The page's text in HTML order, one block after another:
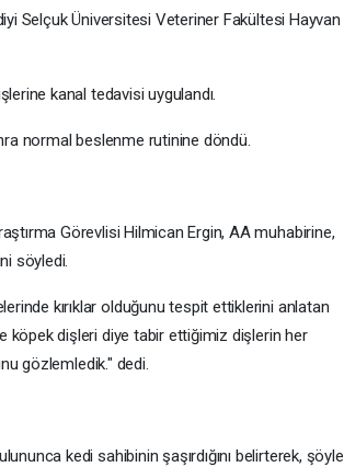
Selçuk Üniversitesi Veteriner Fakültesi Hayvan
kanal tedavisi uygulandı.
normal beslenme rutinine döndü.
Görevlisi Hilmican Ergin, AA muhabirine,
söyledi.
kırıklar olduğunu tespit ettiklerini anlatan
köpek dişleri diye tabir ettiğimiz dişlerin her
gözlemledik." dedi.
kedi sahibinin şaşırdığını belirterek, şöyle